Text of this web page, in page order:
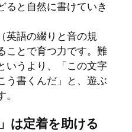
ると自然に書けていき
英語の綴りと音の規
ことで育つ力です。難
いうより、「この文字
う書くんだ」と、遊ぶ
は定着を助ける